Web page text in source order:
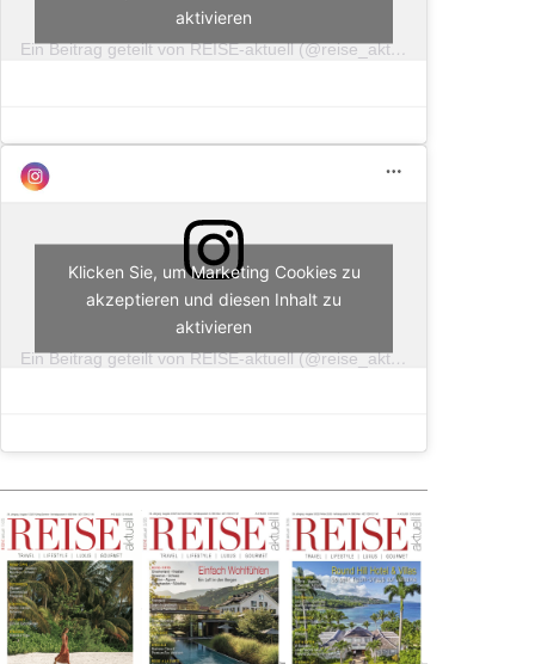
Ein Beitrag geteilt von REISE-aktuell (@reise_aktuell)
aktivieren
Ein Beitrag geteilt von REISE-aktuell (@reise_aktuell)
Klicken Sie, um Marketing Cookies zu
akzeptieren und diesen Inhalt zu
aktivieren